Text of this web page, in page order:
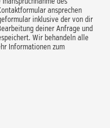
des
ansprechen
inklusive der von dir
deiner Anfrage und
Wir behandeln alle
Informationen zum